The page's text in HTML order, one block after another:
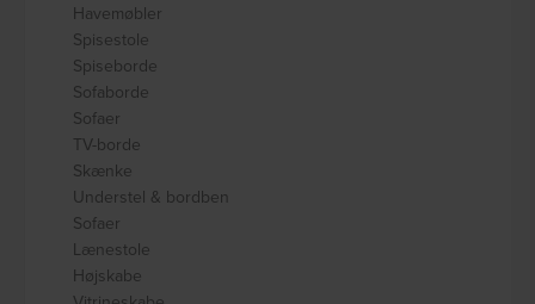
Havemøbler
Spisestole
Spiseborde
Sofaborde
Sofaer
TV-borde
Skænke
Understel & bordben
Sofaer
Lænestole
Højskabe